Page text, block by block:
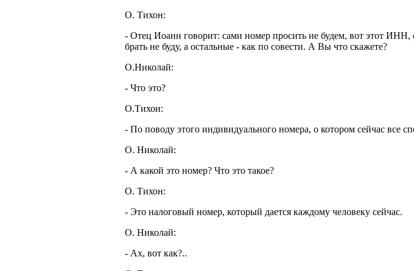
О. Тихон:
- Отец Иоанн говорит: сами номер просить не будем, вот этот
брать не буду, а остальные - как по совести. А Вы что скажете?
О.Николай:
- Что это?
О.Тихон:
- По поводу этого индивидуального номера, о котором сейчас все
О. Николай:
- А какой это номер? Что это такое?
О. Тихон:
- Это налоговый номер, который дается каждому человеку сейчас.
О. Николай:
- Ах, вот как?..